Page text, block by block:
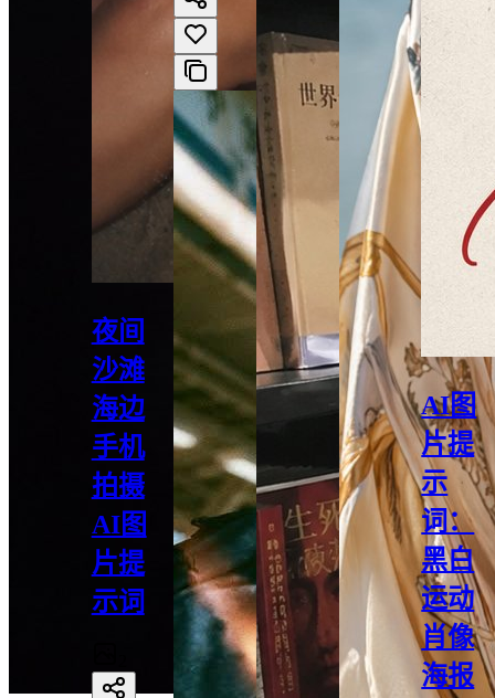
夜间
沙滩
海边
手机
拍摄
AI图
片提
示词
AI图
片提
示
词：
黑白
运动
肖像
海报